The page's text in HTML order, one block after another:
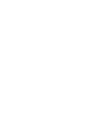
одежды